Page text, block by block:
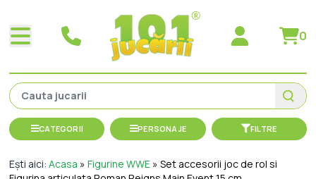
0
CATEGORII PERSONAJE FILTRE
Ești aici:Acasa »Figurine WWE »Set accesorii joc de rol si